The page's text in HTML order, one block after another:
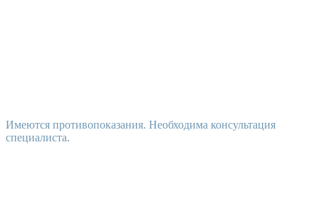
Имеются противопоказания. Необходима консультация
специалиста.